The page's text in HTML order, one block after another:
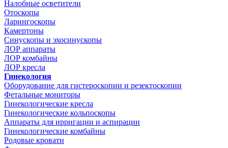
Налобные осветители
Отоскопы
Ларингоскопы
Камертоны
Синускопы и эхосинускопы
ЛОР аппараты
ЛОР комбайны
ЛОР кресла
Гинекология
Оборудование для гистероскопии и резектоскопии
Фетальные мониторы
Гинекологические кресла
Гинекологические кольпоскопы
Аппараты для ирригации и аспирации
Гинекологические комбайны
Родовые кровати